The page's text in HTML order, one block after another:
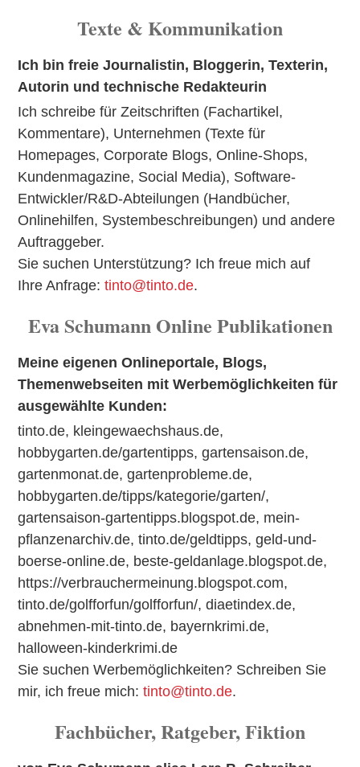
Texte & Kommunikation
Ich bin freie Journalistin, Bloggerin, Texterin,
Autorin und technische Redakteurin
Ich schreibe für Zeitschriften (Fachartikel,
Kommentare), Unternehmen (Texte für
Homepages, Corporate Blogs, Online-Shops,
Kundenmagazine, Social Media), Software-
Entwickler/R&D-Abteilungen (Handbücher,
Onlinehilfen, Systembeschreibungen) und andere
Auftraggeber.
Sie suchen Unterstützung? Ich freue mich auf
Ihre Anfrage:tinto@tinto.de.
Eva Schumann Online Publikationen
Meine eigenen Onlineportale, Blogs,
Themenwebseiten mit Werbemöglichkeiten für
ausgewählte Kunden:
tinto.de, kleingewaechshaus.de,
hobbygarten.de/gartentipps,gartensaison.de,
gartenmonat.de,gartenprobleme.de,
hobbygarten.de/tipps/kategorie/garten/,
gartensaison-gartentipps.blogspot.de, mein-
pflanzenarchiv.de,tinto.de/geldtipps,geld-und-
boerse-online.de, beste-geldanlage.blogspot.de,
https://verbrauchermeinung.blogspot.com,
tinto.de/golfforfun/golfforfun/,diaetindex.de,
abnehmen-mit-tinto.de, bayernkrimi.de,
halloween-kinderkrimi.de
Sie suchen Werbemöglichkeiten? Schreiben Sie
mir, ich freue mich:tinto@tinto.de.
Fachbücher, Ratgeber, Fiktion